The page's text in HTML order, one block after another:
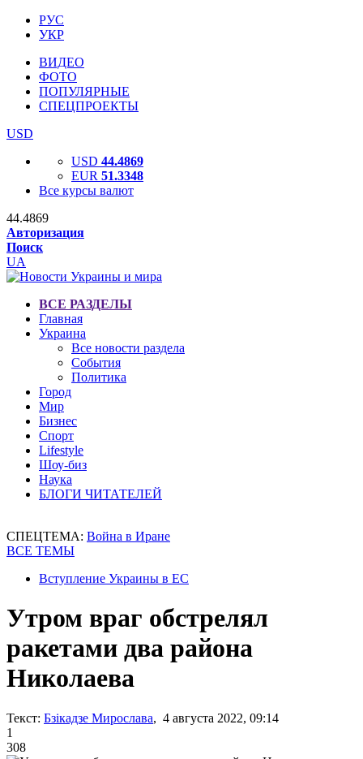
РУС
УКР
ВИДЕО
ФОТО
ПОПУЛЯРНЫЕ
СПЕЦПРОЕКТЫ
USD
USD 44.4869
EUR 51.3348
Все курсы валют
44.4869
Авторизация
Поиск
UA
ВСЕ РАЗДЕЛЫ
Главная
Украина
Все новости раздела
События
Политика
Город
Мир
Бизнес
Спорт
Lifestyle
Шоу-биз
Наука
БЛОГИ ЧИТАТЕЛЕЙ
СПЕЦТЕМА: Война в Иране
ВСЕ ТЕМЫ
Вступление Украины в ЕС
Утром враг обстрелял
ракетами два района
Николаева
Текст: Бзікадзе Мирослава, 4 августа 2022, 09:14
1
308